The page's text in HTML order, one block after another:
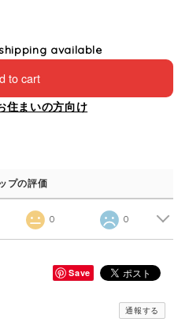
available
to cart
住まいの方向け
プの評価
0 0
Save
通報する